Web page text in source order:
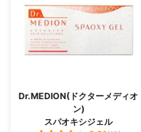
Dr.MEDION(ドクターメディオ
ン)
スパオキシジェル